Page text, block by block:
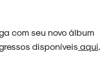
com seu novo álbum
disponíveisaqui